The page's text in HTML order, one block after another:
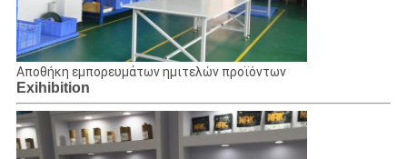
Αποθήκη εμπορευμάτων ημιτελών προϊόντων
Exihibition